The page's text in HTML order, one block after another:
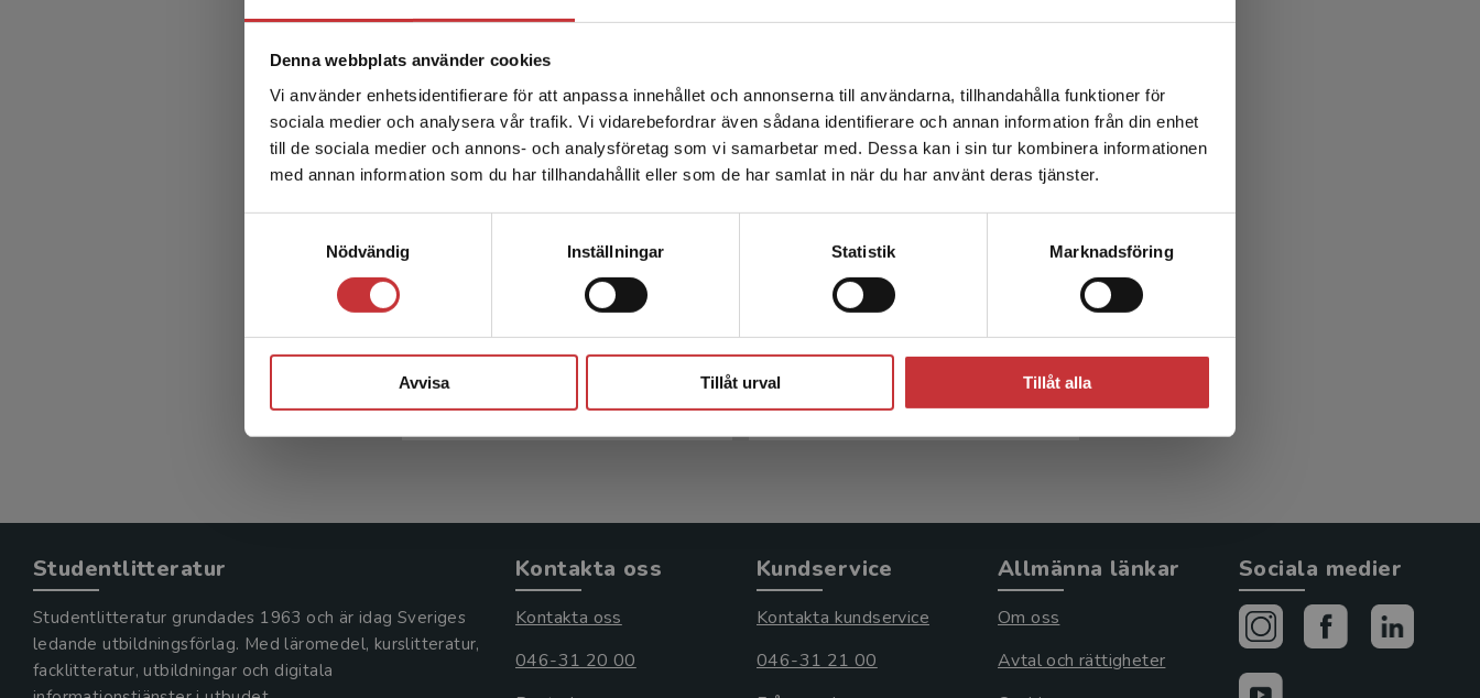
Denna webbplats använder cookies
Vi använder enhetsidentifierare för att anpassa innehållet och annonserna till användarna, tillhandahålla funktioner för
sociala medier och analysera vår trafik. Vi vidarebefordrar även sådana identifierare och annan information från din enhet
till de sociala medier och annons- och analysföretag som vi samarbetar med. Dessa kan i sin tur kombinera informationen
med annan information som du har tillhandahållit eller som de har samlat in när du har använt deras tjänster.
Nödvändig
Inställningar Statistik Marknadsföring
Avvisa Tillåt urval Tillåt alla
Det verkar som att du besöker studentlitteratur.se via en
enhet utanför Sverige. Vi erbjuder inte leveranser utanför
Sverige. För att kunna slutföra ett köp måste
leveransadressen vara i Sverige.Läs mer
BAS Bedömning av
anpassningar i skolmiljön
Hemmingsson, H m.fl.
399 kr
Exkl. moms: 376 kr
Arbetsterapi för barn och
ungdom
Eliasson, Ann-Christin m.fl. (red.)
390 kr
Exkl. moms: 368 kr
Studentlitteratur
Studentlitteratur grundades 1963 och är idag Sveriges
ledande utbildningsförlag. Med läromedel, kurslitteratur,
facklitteratur, utbildningar och digitala
Kontakta oss
Kontakta oss
046-31 20 00
Kundservice
Kontakta kundservice
046-31 21 00
Allmänna länkar
Om oss
Avtal och rättigheter
Sociala medier